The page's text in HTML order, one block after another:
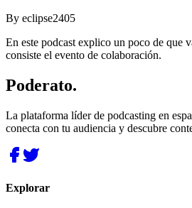
By eclipse2405
En este podcast explico un poco de que
consiste el evento de colaboración.
Poderato.
La plataforma líder de podcasting en
conecta con tu audiencia y descubre
Explorar